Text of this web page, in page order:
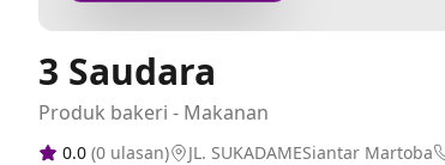
3 Saudara
Produk bakeri - Makanan
0.0 (0 ulasan) JL. SUKADAMESiantar Martoba